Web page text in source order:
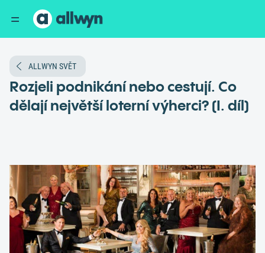
ALLWYN SVĚT
Rozjeli podnikání nebo cestují. Co
dělají největší loterní výherci? (I. díl)